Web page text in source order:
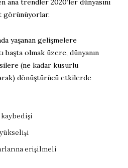
trendler 2020’ler dünyasını
görünüyorlar.
yaşanan gelişmelere
başta olmak üzere, dünyanın
(ne kadar kusurlu
dönüştürücü etkilerde
erişilmeli